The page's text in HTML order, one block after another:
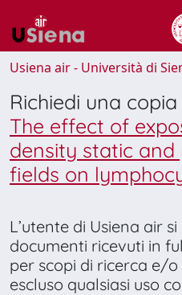
Usiena air - Università di
Richiedi una
The effect of
density static
fields on
L’utente di Usiena air
documenti ricevuti in
per scopi di ricerca e/o
escluso qualsiasi uso